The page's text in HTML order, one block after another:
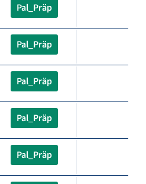
Pal_Präp
Pal_Präp
Pal_Präp
Pal_Präp
Pal_Präp